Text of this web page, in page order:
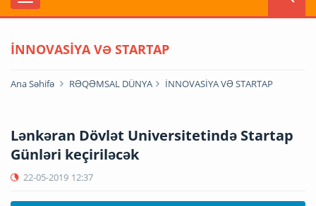
İNNOVASİYA VƏ STARTAP
Ana Səhifə RƏQƏMSAL DÜNYA İNNOVASİYA VƏ STARTAP
Lənkəran Dövlət Universitetində Startap
Günləri keçiriləcək
22-05-2019 12:37